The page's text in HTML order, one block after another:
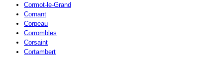
Cormot-le-Grand
Cornant
Corpeau
Corrombles
Corsaint
Cortambert